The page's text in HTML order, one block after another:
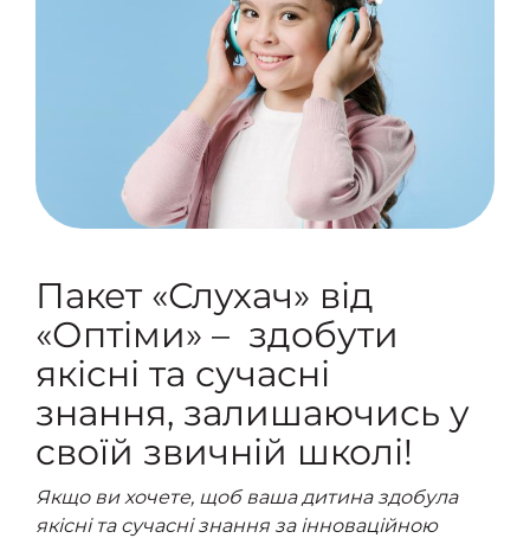
Пакет «Слухач» від
«Оптіми» – здобути
якісні та сучасні
знання, залишаючись у
своїй звичній школі!
Якщо ви хочете, щоб ваша дитина здобула
якісні та сучасні знання за інноваційною